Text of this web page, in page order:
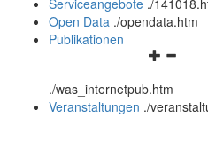
Serviceangebote ./
Open Data ./opendata.htm
und
schließen
Publikationen
./was_internetpub.htm
Veranstaltungen ./